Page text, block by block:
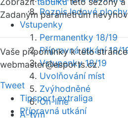
Rozpis ledové plochy
Vstupenky
Permanentky 18/19
Přípravná utkání 18/
Vstupenky 18/19
Uvolňování míst
Zvýhodněné
On-line
A-tým
Zadaným parametrům
Vaše připomínky k této
webmaster@esports.cz.
Tweet
Tipsport extraliga
Přípravná utkání